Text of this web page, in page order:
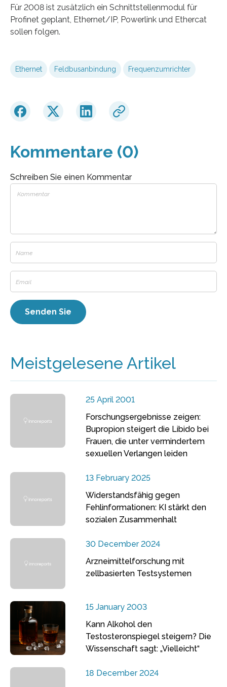
Für 2008 ist zusätzlich ein Schnittstellenmodul für
Profinet geplant, Ethernet/IP, Powerlink und Ethercat
sollen folgen.
Ethernet Feldbusanbindung Frequenzumrichter
Kommentare (0)
Schreiben Sie einen Kommentar
Meistgelesene Artikel
25 April 2001
Forschungsergebnisse zeigen:
Bupropion steigert die Libido bei
Frauen, die unter vermindertem
sexuellen Verlangen leiden
13 February 2025
Widerstandsfähig gegen
Fehlinformationen: KI stärkt den
sozialen Zusammenhalt
30 December 2024
Arzneimittelforschung mit
zellbasierten Testsystemen
15 January 2003
Kann Alkohol den
Testosteronspiegel steigern? Die
Wissenschaft sagt: „Vielleicht“
18 December 2024